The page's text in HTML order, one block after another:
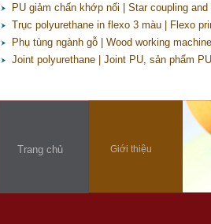
PU giảm chấn khớp nối | Star coupling
Trục polyurethane in flexo 3 màu | Flexo
Phụ tùng ngành gỗ | Wood working machine
Joint polyurethane | Joint PU, sản phẩm
Trang chủ Giới thiệu